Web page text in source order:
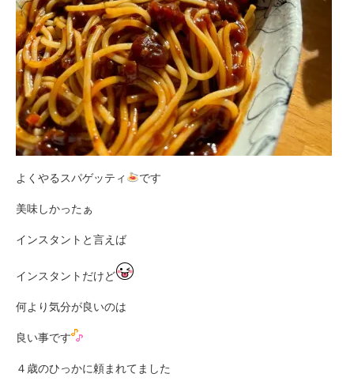
よくやるスパゲッティ です
美味しかったぁ
インスタントと言えば
インスタントだけど
何より気分が良いのは
良い事です
４歳のひっかに頼まれてました